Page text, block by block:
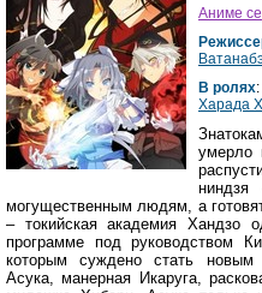
Аниме
В ролях:
Харада
умерло
ниндзя
могущественным людям, а
– токийская академия Хандзо
программе под руководством
которым суждено стать новым
Асука, манерная Икаруга,